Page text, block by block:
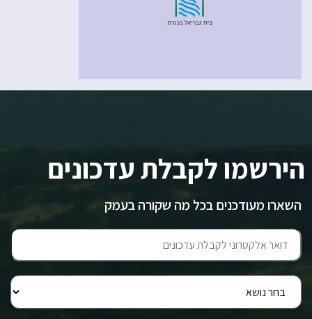
הירשמו לקבלת עדכונים
השארו מעודכנים בכל מה שקורה בעמק